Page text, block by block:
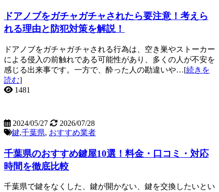
ドアノブをガチャガチャされたら要注意！考えら
れる理由と防犯対策を解説！
ドアノブをガチャガチャされる行為は、空き巣やストーカー
による侵入の前触れである可能性があり、多くの人が不安を
感じる出来事です。一方で、酔った人の勘違いや…[続きを
読む]
1481
2024/05/27
2026/07/28
鍵,千葉県, おすすめ業者
千葉県のおすすめ鍵屋10選！料金・口コミ・対応
時間を徹底比較
千葉県で鍵をなくした、鍵が開かない、鍵を交換したいとい